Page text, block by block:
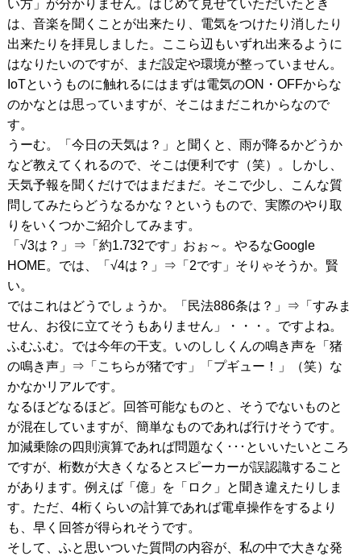
い方」が分かりません。はじめて見せていただいたとき
は、音楽を聞くことが出来たり、電気をつけたり消したり
出来たりを拝見しました。ここら辺もいずれ出来るように
はなりたいのですが、まだ設定や環境が整っていません。
IoTというものに触れるにはまずは電気のON・OFFからな
のかなとは思っていますが、そこはまだこれからなので
す。
うーむ。「今日の天気は？」と聞くと、雨が降るかどうか
など教えてくれるので、そこは便利です（笑）。しかし、
天気予報を聞くだけではまだまだ。そこで少し、こんな質
問してみたらどうなるかな？というもので、実際のやり取
りをいくつかご紹介してみます。
「√3は？」⇒「約1.732です」おぉ～。やるなGoogle
HOME。では、「√4は？」⇒「2です」そりゃそうか。賢
い。
ではこれはどうでしょうか。「民法886条は？」⇒「すみま
せん、お役に立てそうもありません」・・・。ですよね。
ふむふむ。では今年の干支。いのししくんの鳴き声を「猪
の鳴き声」⇒「こちらが猪です」「プギュー！」（笑）な
かなかリアルです。
なるほどなるほど。回答可能なものと、そうでないものと
が混在していますが、簡単なものであれば行けそうです。
加減乗除の四則演算であれば問題なく･･･といいたいところ
ですが、桁数が大きくなるとスピーカーが誤認識すること
があります。例えば「億」を「ロク」と聞き違えたりしま
す。ただ、4桁くらいの計算であれば電卓操作をするより
も、早く回答が得られそうです。
そして、ふと思いついた質問の内容が、私の中で大きな発